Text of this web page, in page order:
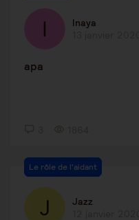
Inaya
apa
Le rôle de l'aidant
Jazz